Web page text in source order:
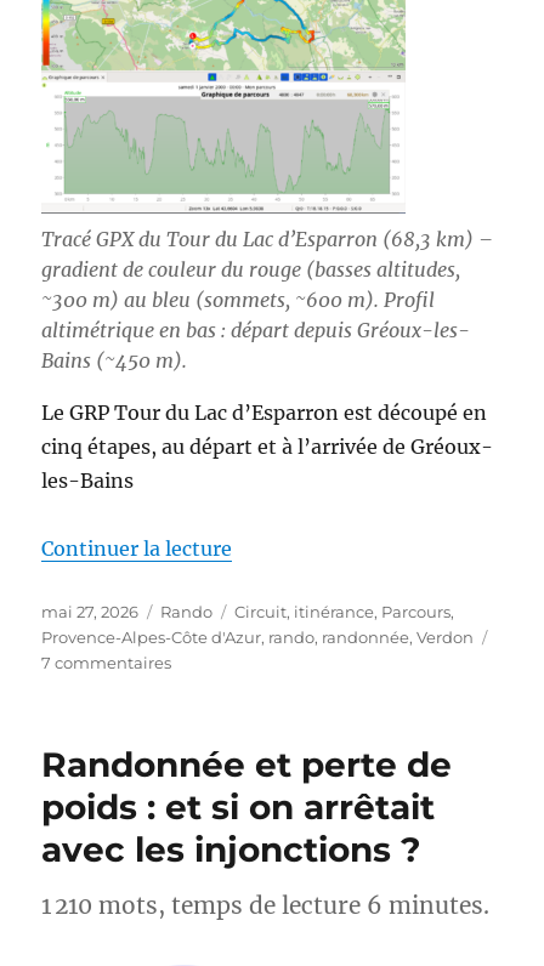
Tracé GPX du Tour du Lac d’Esparron (68,3 km) –
gradient de couleur du rouge (basses altitudes,
~300 m) au bleu (sommets, ~600 m). Profil
altimétrique en bas : départ depuis Gréoux-les-
Bains (~450 m).
Le GRP Tour du Lac d’Esparron est découpé en
cinq étapes, au départ et à l’arrivée de Gréoux-
les-Bains
Continuer la lecture
Publié
le
mai 27, 2026 Catégories
Rando Étiquettes
Circuit, itinérance, Parcours,
Provence-Alpes-Côte d'Azur, rando, randonnée,Verdon
7 commentairessur
autour
Lac
d’Esparron
–
de-
Randonnée et perte de
poids : et si on arrêtait
avec les injonctions ?
1 210 mots, temps de lecture 6 minutes.